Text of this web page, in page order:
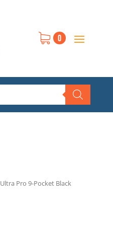
0
Ultra Pro 9-Pocket Black